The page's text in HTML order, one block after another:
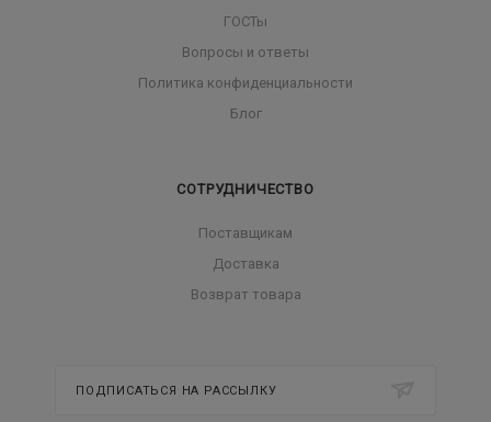
ГОСТы
Вопросы и ответы
Политика конфиденциальности
Блог
СОТРУДНИЧЕСТВО
Поставщикам
Доставка
Возврат товара
ПОДПИСАТЬСЯ НА РАССЫЛКУ